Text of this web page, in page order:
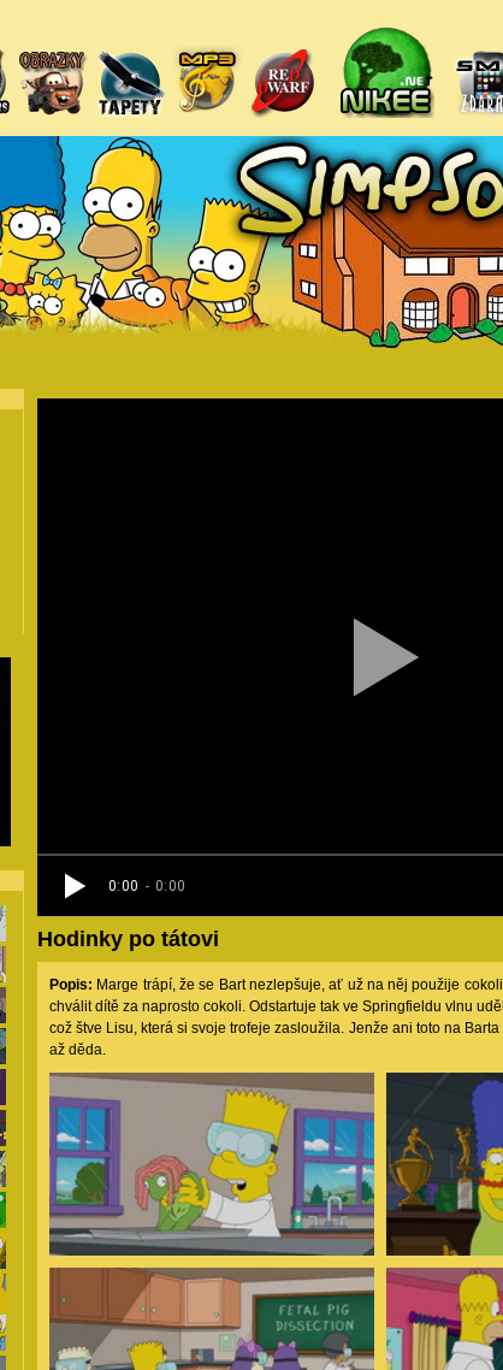
Hodinky po tátovi
Popis: Marge trápí, že se Bart nezlepšuje, ať už na něj použije
chválit dítě za naprosto cokoli. Odstartuje tak ve Springfieldu vlnu
což štve Lisu, která si svoje trofeje zasloužila. Jenže ani toto na
až děda.